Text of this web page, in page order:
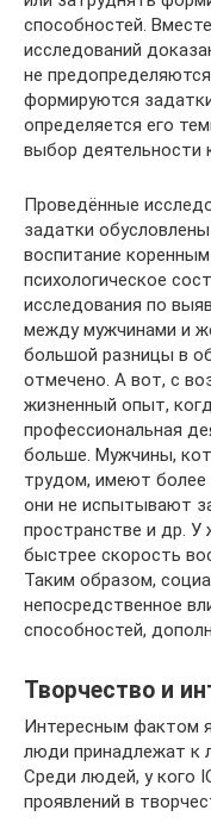
способностей.
исследований
не
формируются
определяется его
выбор деятельности
Проведённые
задатки
воспитание
психологическое
исследования по
между мужчинами и
большой разницы в
отмечено. А вот, с
жизненный опыт,
профессиональная
больше. Мужчины,
трудом, имеют
они не испытывают
пространстве и др. У
быстрее скорость
Таким образом,
непосредственное
способностей,
Творчество и
Интересным фактом
люди принадлежат к
Среди людей, у кого
проявлений в